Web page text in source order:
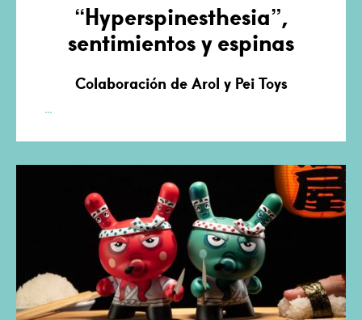
“Hyperspinesthesia”,
sentimientos y espinas
Colaboración de Arol y Pei Toys
…
y
espinas